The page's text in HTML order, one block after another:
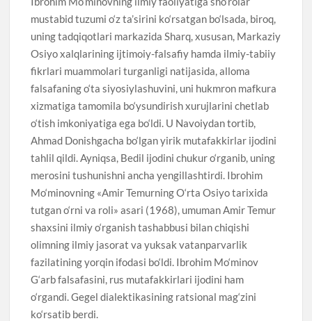
mustabid tuzumi o‘z ta’sirini ko‘rsatgan bo‘lsada, biroq,
uning tadqiqotlari markazida Sharq, xususan, Markaziy
Osiyo xalqlarining ijtimoiy-falsafiy hamda ilmiy-tabiiy
fikrlari muammolari turganligi natijasida, alloma
falsafaning o‘ta siyosiylashuvini, uni hukmron mafkura
xizmatiga tamomila bo‘ysundirish xurujlarini chetlab
o‘tish imkoniyatiga ega bo‘ldi. U Navoiydan tortib,
Ahmad Donishgacha bo‘lgan yirik mutafakkirlar ijodini
tahlil qildi. Ayniqsa, Bedil ijodini chukur o‘rganib, uning
merosini tushunishni ancha yengillashtirdi. Ibrohim
Mo‘minovning «Amir Temurning O‘rta Osiyo tarixida
tutgan o‘rni va roli» asari (1968), umuman Amir Temur
shaxsini ilmiy o‘rganish tashabbusi bilan chiqishi
olimning ilmiy jasorat va yuksak vatanparvarlik
fazilatining yorqin ifodasi bo‘ldi. Ibrohim Mo‘minov
G‘arb falsafasini, rus mutafakkirlari ijodini ham
o‘rgandi. Gegel dialektikasining ratsional mag‘zini
ko‘rsatib berdi.